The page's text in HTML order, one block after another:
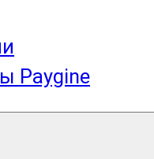
Paygine